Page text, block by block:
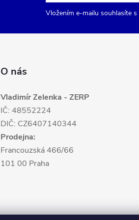
Vložením e-mailu souhlasíte s
O nás
Vladimír Zelenka - ZERP
IČ: 48552224
DIČ: CZ6407140344
Prodejna:
Francouzská 466/66
101 00 Praha